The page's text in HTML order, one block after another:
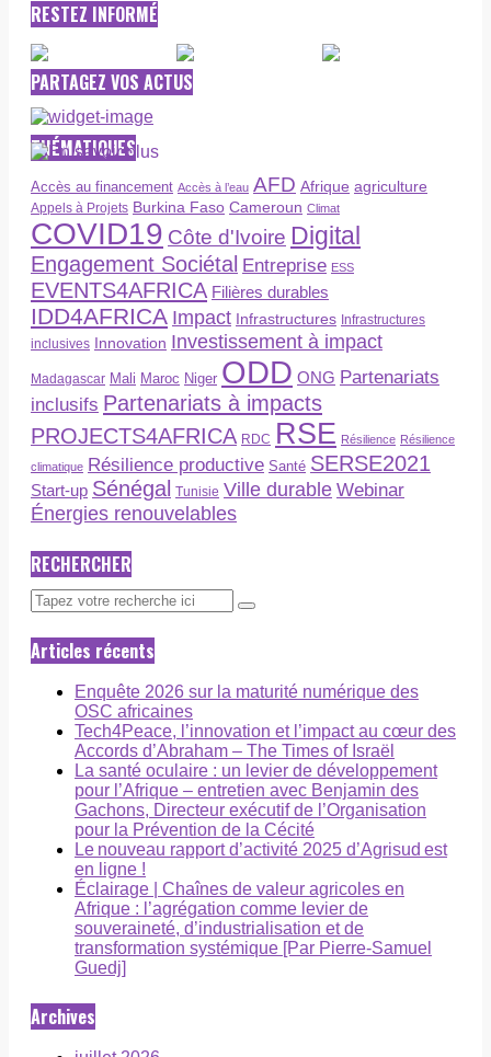
RESTEZ INFORMÉ
PARTAGEZ VOS ACTUS
THÉMATIQUES
Accès au financement Accès à l’eau AFD Afrique agriculture
Appels à Projets Burkina Faso Cameroun Climat
COVID19 Côte d'Ivoire Digital
Engagement Sociétal Entreprise ESS
EVENTS4AFRICA Filières durables
IDD4AFRICA Impact Infrastructures Infrastructures
inclusives Innovation Investissement à impact
Madagascar Mali Maroc Niger ODD ONG Partenariats
inclusifs Partenariats à impacts
PROJECTS4AFRICA RDC RSE Résilience Résilience
climatique Résilience productive Santé SERSE2021
Start-up Sénégal Tunisie Ville durable Webinar
Énergies renouvelables
RECHERCHER
Articles récents
Enquête 2026 sur la maturité numérique des
OSC africaines
Tech4Peace, l’innovation et l’impact au cœur des
Accords d’Abraham – The Times of Israël
La santé oculaire : un levier de développement
pour l’Afrique – entretien avec Benjamin des
Gachons, Directeur exécutif de l’Organisation
pour la Prévention de la Cécité
Le nouveau rapport d’activité 2025 d’Agrisud est
en ligne !
Éclairage | Chaînes de valeur agricoles en
Afrique : l’agrégation comme levier de
souveraineté, d’industrialisation et de
transformation systémique [Par Pierre-Samuel
Guedj]
Archives